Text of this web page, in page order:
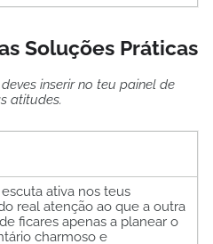
Soluções Práticas
inserir no teu painel de
atitudes.
ativa nos teus
real atenção ao que a outra
ficares apenas a planear o
charmoso e